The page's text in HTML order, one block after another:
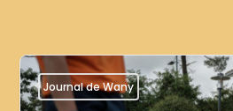
Journal de Wany